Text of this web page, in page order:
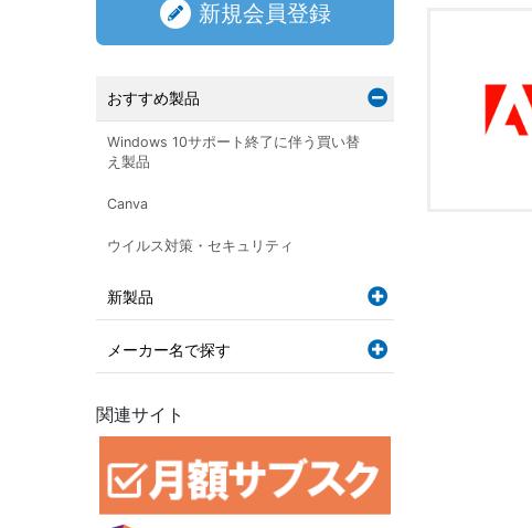
新規会員登録
おすすめ製品
Windows 10サポート終了に伴う買い替
え製品
Canva
ウイルス対策・セキュリティ
新製品
メーカー名で探す
関連サイト